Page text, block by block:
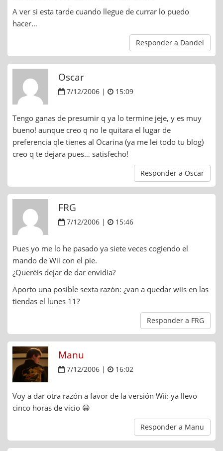
A ver si esta tarde cuando llegue de currar lo puedo
hacer…
Responder a Dandel
Oscar
7/12/2006 | 15:09
Tengo ganas de presumir q ya lo termine jeje, y es muy
bueno! aunque creo q no le quitara el lugar de
preferencia qle tienes al Ocarina (ya me lei todo tu blog)
creo q te dejara pues… satisfecho!
Responder a Oscar
FRG
7/12/2006 | 15:46
Pues yo me lo he pasado ya siete veces cogiendo el
mando de Wii con el pie.
¿Queréis dejar de dar envidia?
Aporto una posible sexta razón: ¿van a quedar wiis en las
tiendas el lunes 11?
Responder a FRG
Manu
7/12/2006 | 16:02
Voy a dar otra razón a favor de la versión Wii: ya llevo
cinco horas de vicio 😀
Responder a Manu